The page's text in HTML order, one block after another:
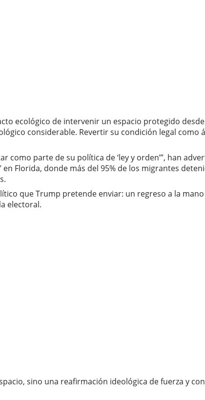
ecológico de intervenir un espacio protegido
considerable. Revertir su condición legal
parte de su política de ‘ley y orden’”, han
Florida, donde más del 95% de los migrantes
que Trump pretende enviar: un regreso a la
electoral.
sino una reafirmación ideológica de fuerza y